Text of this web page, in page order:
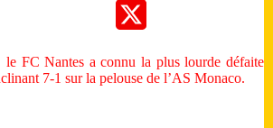
le FC Nantes a connu la plus lourde défaite
7-1 sur la pelouse de l’AS Monaco.